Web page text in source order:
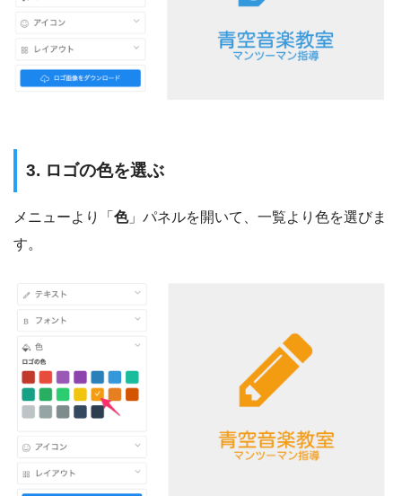
3. ロゴの色を選ぶ
メニューより「 色」パネルを開いて、一覧より色を選びま
す。